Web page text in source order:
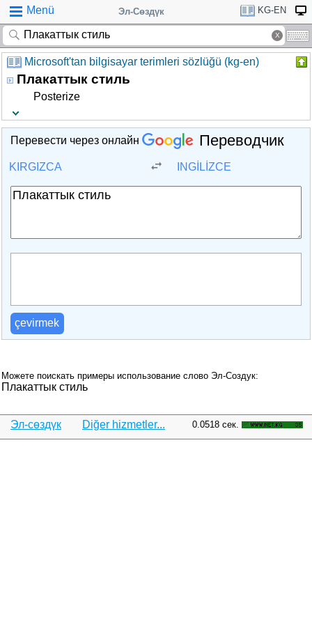
Menü Эл-Сөздүк KG-EN
Microsoft'tan bilgisayar terimleri sözlüğü (kg-en)
Плакаттык стиль
Posterize
Перевести через онлайн Переводчик
KIRGIZCA INGILIZCE
çevirmek
Можете поискать примеры использование слово Эл-Создук:
Плакаттык стиль
Эл-сөздүк Diğer hizmetler... 0.0518 сек.